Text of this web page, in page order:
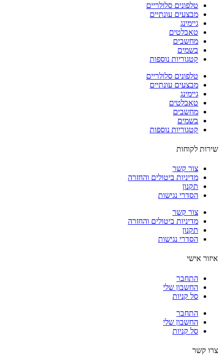
טלפונים סלולריים
מבצעים עונתיים
גיימינג
טאבלטים
מחשבים
בשמים
קטגוריות נוספות
טלפונים סלולריים
מבצעים עונתיים
גיימינג
טאבלטים
מחשבים
בשמים
קטגוריות נוספות
לקוחות
צור קשר
מדיניות ביטולים והחזרה
תקנון
הסדרי נגישות
צור קשר
מדיניות ביטולים והחזרה
תקנון
הסדרי נגישות
אישי
התחבר
החשבון שלי
סל קניות
התחבר
החשבון שלי
סל קניות
קשר